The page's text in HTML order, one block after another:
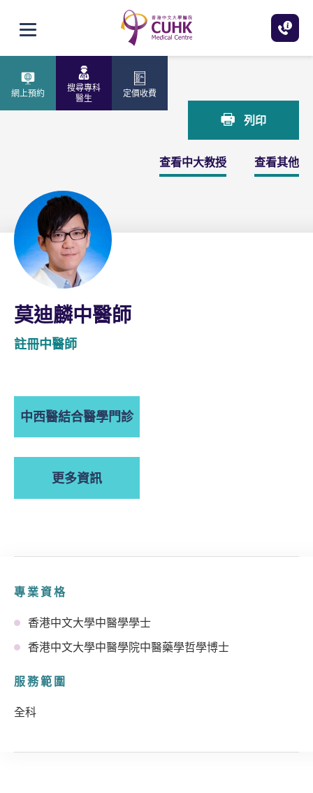
打開選單
網上預約
搜尋專科
醫生
定價收費
主頁 莫迪麟中醫師
列印
查看中大教授 查看其他
莫迪麟中醫師
註冊中醫師
中西醫結合醫學門診
更多資訊
專業資格
香港中文大學中醫學學士
香港中文大學中醫學院中醫藥學哲學博士
服務範圍
全科